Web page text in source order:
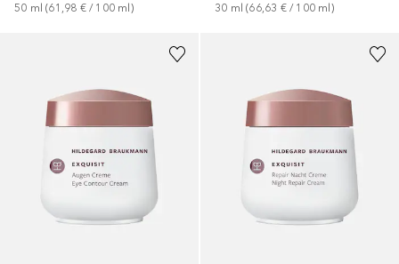
50 ml (61,98 € / 100 ml ) 30 ml (66,63 € / 100 ml)